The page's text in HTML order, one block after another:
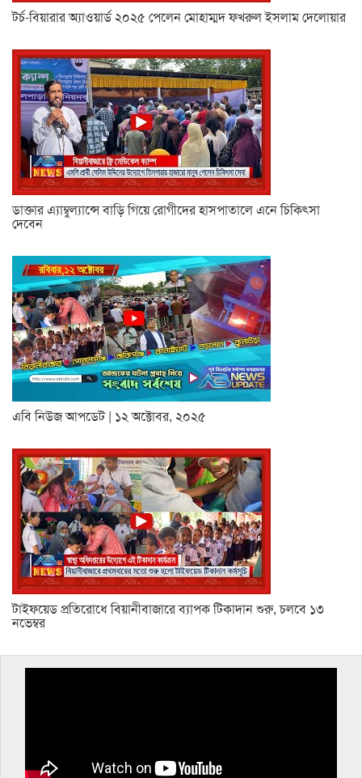
টর্চ-বিয়ারার অ্যাওয়ার্ড ২০২৫ পেলেন মোহাম্মদ ফখরুল ইসলাম দেলোয়ার
ডাক্তার এ্যাম্বুল্যান্সে বাড়ি গিয়ে রোগীদের হাসপাতালে এনে চিকিৎসা
দেবেন
এবি নিউজ আপডেট | ১২ অক্টোবর, ২০২৫
টাইফয়েড প্রতিরোধে বিয়ানীবাজারে ব্যাপক টিকাদান শুরু, চলবে ১৩
নভেম্বর